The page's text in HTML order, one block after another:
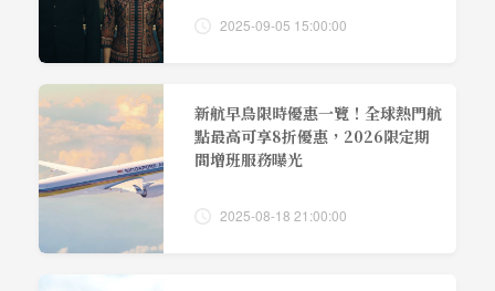
2025-09-05 15:00:00
新航早鳥限時優惠一覽！全球熱門航
點最高可享8折優惠，2026限定期
間增班服務曝光
2025-08-18 21:00:00